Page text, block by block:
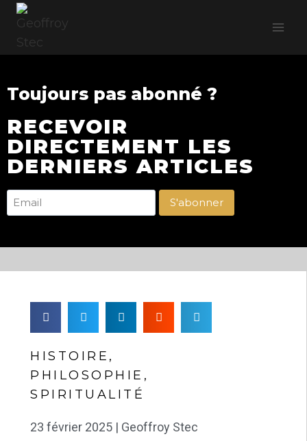
Toujours pas abonné ?
RECEVOIR
DIRECTEMENT LES
DERNIERS ARTICLES
HISTOIRE ,
PHILOSOPHIE ,
SPIRITUALITÉ
23 février 2025 | Geoffroy Stec